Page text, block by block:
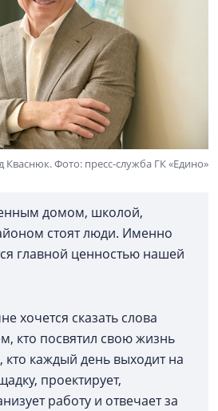
Кваснюк. Фото: пресс-служба ГК «Едино»
домом, школой,
стоят люди. Именно
главной ценностью нашей
хочется сказать слова
кто посвятил свою жизнь
кто каждый день выходит на
проектирует,
работу и отвечает за